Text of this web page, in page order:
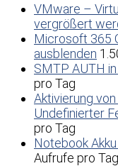
VMware –
vergrößert
Microsoft 365
ausblenden
SMTP AUTH
pro Tag
Aktivierung
Undefinierter
pro Tag
Notebook
Aufrufe pro Tag